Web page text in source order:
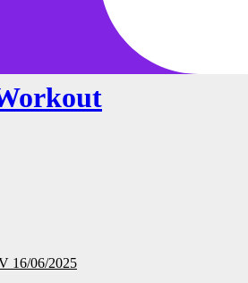
16/06/2025